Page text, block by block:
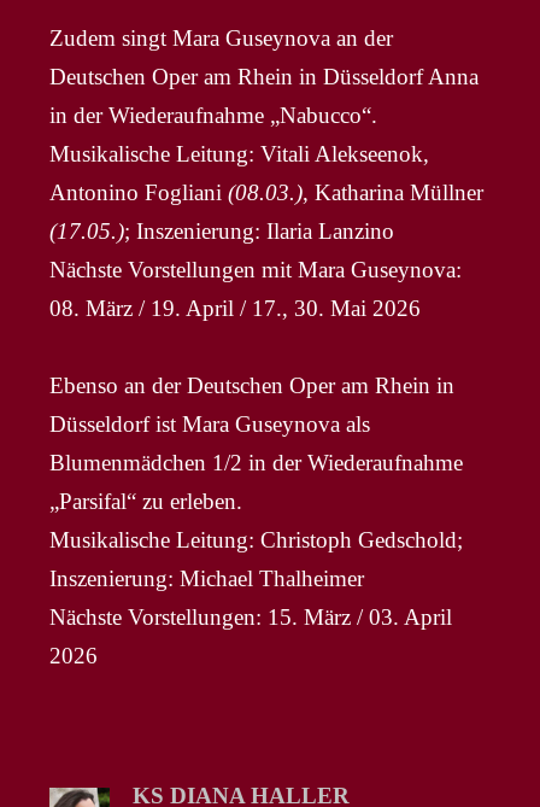
Zudem singt Mara Guseynova an der
Deutschen Oper am Rhein in Düsseldorf Anna
in der Wiederaufnahme „Nabucco“.
Musikalische Leitung: Vitali Alekseenok,
Antonino Fogliani(08.03.), Katharina Müllner
(17.05.); Inszenierung: Ilaria Lanzino
Nächste Vorstellungen mit Mara Guseynova:
08. März / 19. April / 17., 30. Mai 2026
Ebenso an der Deutschen Oper am Rhein in
Düsseldorf ist Mara Guseynova als
Blumenmädchen 1/2 in der Wiederaufnahme
„Parsifal“ zu erleben.
Musikalische Leitung: Christoph Gedschold;
Inszenierung: Michael Thalheimer
Nächste Vorstellungen: 15. März / 03. April
2026
KS DIANA HALLER